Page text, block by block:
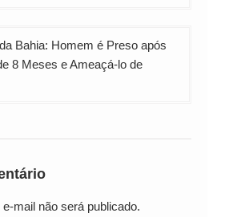
Bahia: Homem é Preso após
8 Meses e Ameaçá-lo de
mail não será publicado.